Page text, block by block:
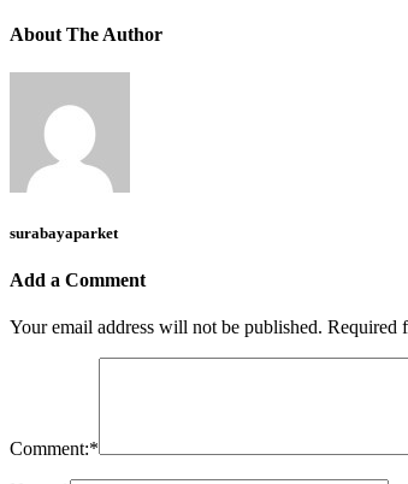
About The Author
surabayaparket
Add a Comment
Your email address will not be published. Required
Comment:*